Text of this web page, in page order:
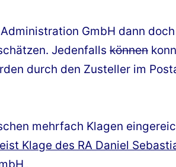
GmbH dann
Jedenfalls können
durch den Zusteller im
mehrfach Klagen
Klage des RA Daniel
„